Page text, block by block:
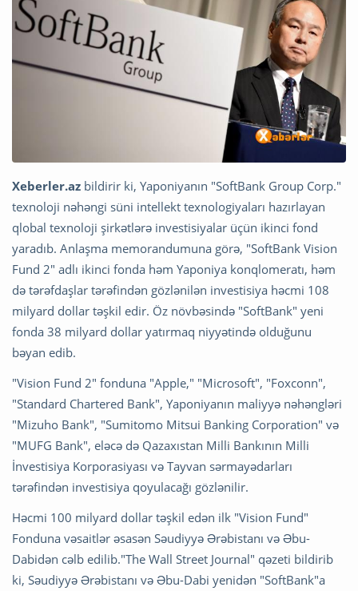
Xeberler.az bildirir ki, Yaponiyanın "SoftBank Group Corp."
texnoloji nəhəngi süni intellekt texnologiyaları hazırlayan
qlobal texnoloji şirkətlərə investisiyalar üçün ikinci fond
yaradıb. Anlaşma memorandumuna görə, "SoftBank Vision
Fund 2" adlı ikinci fonda həm Yaponiya konqlomeratı, həm
də tərəfdaşlar tərəfindən gözlənilən investisiya həcmi 108
milyard dollar təşkil edir. Öz növbəsində "SoftBank" yeni
fonda 38 milyard dollar yatırmaq niyyətində olduğunu
bəyan edib.
"Vision Fund 2" fonduna "Apple," "Microsoft", "Foxconn",
"Standard Chartered Bank", Yaponiyanın maliyyə nəhəngləri
"Mizuho Bank", "Sumitomo Mitsui Banking Corporation" və
"MUFG Bank", eləcə də Qazaxıstan Milli Bankının Milli
İnvestisiya Korporasiyası və Tayvan sərmayədarları
tərəfindən investisiya qoyulacağı gözlənilir.
Həcmi 100 milyard dollar təşkil edən ilk "Vision Fund"
Fonduna vəsaitlər əsasən Səudiyyə Ərəbistanı və Əbu-
Dabidən cəlb edilib."The Wall Street Journal" qəzeti bildirib
ki, Səudiyyə Ərəbistanı və Əbu-Dabi yenidən "SoftBank"a